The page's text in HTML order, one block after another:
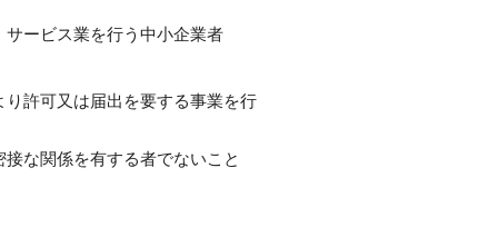
ービス業を行う中小企業者
許可又は届出を要する事業を行
な関係を有する者でないこと